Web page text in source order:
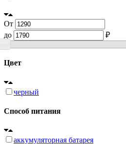
От
до
₽
Цвет
черный
Способ питания
аккумуляторная батарея